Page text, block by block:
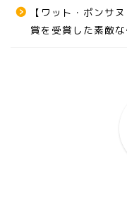
【ワット・ポンサ
賞を受賞した素敵な